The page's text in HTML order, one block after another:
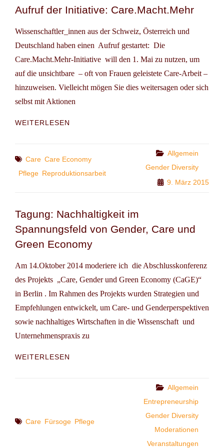
Aufruf der Initiative: Care.Macht.Mehr
Wissenschaftler_innen aus der Schweiz, Österreich und
Deutschland haben einen Aufruf gestartet: Die
Care.Macht.Mehr-Initiative will den 1. Mai zu nutzen, um
auf die unsichtbare – oft von Frauen geleistete Care-Arbeit –
hinzuweisen. Vielleicht mögen Sie dies weitersagen oder sich
selbst mit Aktionen
WEITERLESEN
Tags
Care Care Economy
Pflege Reproduktionsarbeit
Categories
Allgemein
Gender Diversity
9. März 2015
Tagung: Nachhaltigkeit im
Spannungsfeld von Gender, Care und
Green Economy
Am 14.Oktober 2014 moderiere ich die Abschlusskonferenz
des Projekts „Care, Gender und Green Economy (CaGE)“
in Berlin . Im Rahmen des Projekts wurden Strategien und
Empfehlungen entwickelt, um Care- und Genderperspektiven
sowie nachhaltiges Wirtschaften in die Wissenschaft und
Unternehmenspraxis zu
WEITERLESEN
CARE
Tags
Care Fürsoge Pflege
Categories
Allgemein
Entrepreneurship
Gender Diversity
Moderationen
Veranstaltungen